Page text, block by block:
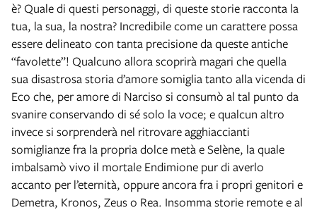
è? Quale di questi personaggi, di queste storie racconta la
tua, la sua, la nostra? Incredibile come un carattere possa
essere delineato con tanta precisione da queste antiche
“favolette”! Qualcuno allora scoprirà magari che quella
sua disastrosa storia d’amore somiglia tanto alla vicenda di
Eco che, per amore di Narciso si consumò al tal punto da
svanire conservando di sé solo la voce; e qualcun altro
invece si sorprenderà nel ritrovare agghiaccianti
somiglianze fra la propria dolce metà e Selène, la quale
imbalsamò vivo il mortale Endimione pur di averlo
accanto per l’eternità, oppure ancora fra i propri genitori e
Demetra, Kronos, Zeus o Rea. Insomma storie remote e al